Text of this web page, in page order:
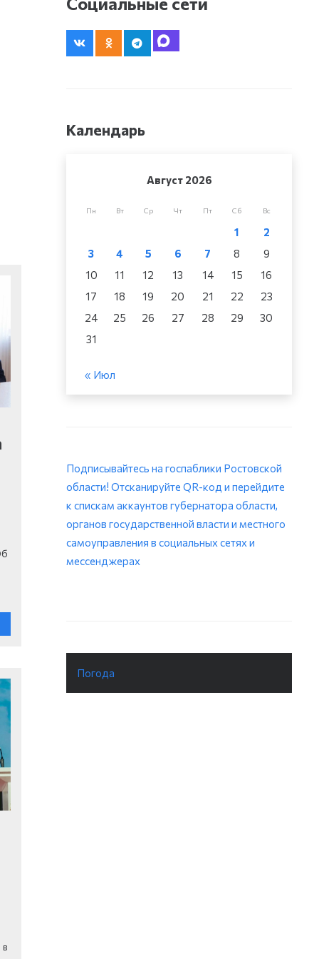
Календарь
Август 2026
Пн Вт Ср Чт Пт Сб Вс
1
2
3
4 5 6 7 8
9
10
11 12 13 14 15
16
17
18 19 20 21 22
23
24
25 26 27 28 29
30
31
« Июл
Подписывайтесь на госпаблики Ростовской
области! Отсканируйте QR-код и перейдите
к спискам аккаунтов губернатора области,
органов государственной власти и местного
самоуправления в социальных сетях и
мессенджерах
Погода